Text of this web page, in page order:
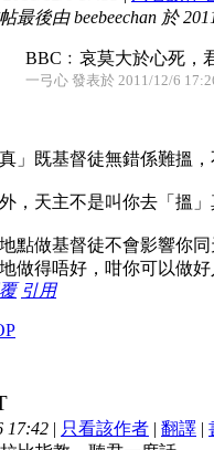
最後由 beebeechan 於
BBC﹕哀莫大於心死，
一弓心 發表於 2011/12/6
真」既基督徒無錯係難搵，
，天主不是叫你去「搵
點做基督徒不會影響你
做得唔好，咁你可以做
引用
17:42 | 只看該作者 | 翻譯 |